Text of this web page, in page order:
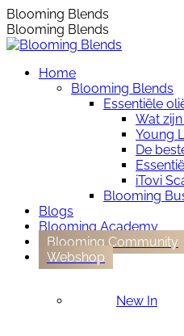
Skip
to
content
Instagram
page
opens
new
Blooming Blends
Blooming Blends
Home
Blooming Blends
Essentiële
Wat
Young
De
iTovi
Blooming
Blogs
Blooming Academy
Blooming Community
Webshop
New In